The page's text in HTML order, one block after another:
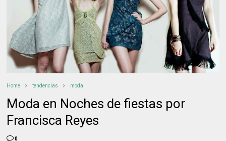
Home tendencias moda
Moda en Noches de fiestas por
Francisca Reyes
0